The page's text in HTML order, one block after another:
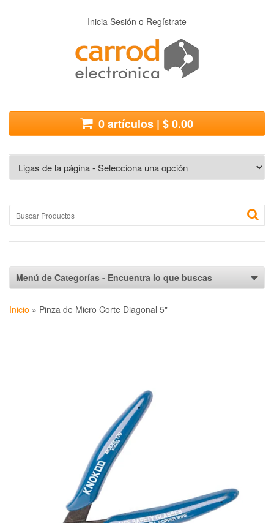
Inicia Sesión o Regístrate
0 artículos | $ 0.00
Inicio » Pinza de Micro Corte Diagonal 5"